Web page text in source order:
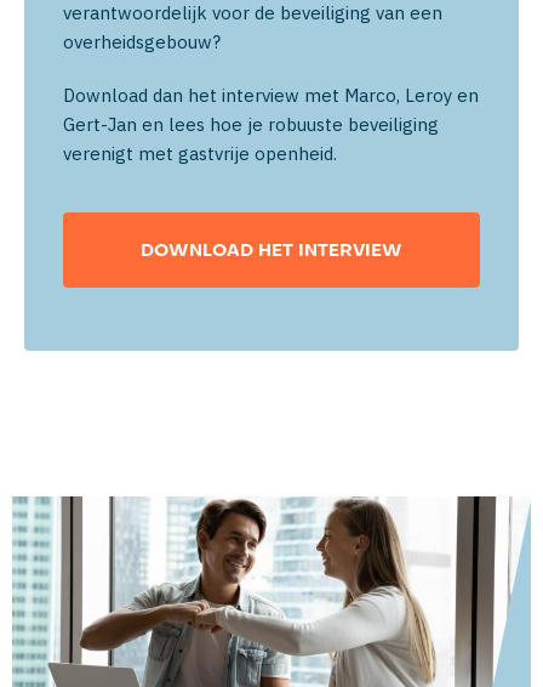
verantwoordelijk voor de beveiliging van een
overheidsgebouw?
Download dan het interview met Marco, Leroy en
Gert-Jan en lees hoe je robuuste beveiliging
verenigt met gastvrije openheid.
DOWNLOAD HET INTERVIEW